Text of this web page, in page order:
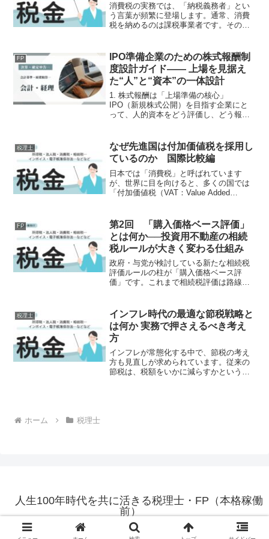
消費税の実務では、「納税義務者」とい
う言葉が頻繁に登場します。通常、消費
税を納めるのは課税事業者です。そのた
しょう。しかし、輸入取引になると事情
が変わります。実は、免税...
FP
IPO準備企業のための株式報酬制
度設計ガイド―― 上場を見据え
た“人”と“資本”の一体設計
1. 株式報酬は「上場準備の核心」
IPO（新規株式公開）を目指す企業にと
って、人的資本をどう評価し、どう報い
ティブが中心でしたが、近年では全社員
を対象とした長期インセン...
税理士
なぜ先進国は付加価値税を採用し
ているのか 国際比較編
日本では「消費税」と呼ばれています
が、世界に目を向けると、多くの国では
「付加価値税（VAT：Value Added
をはじめ、多くの先進国では付加価値税
が国家財政を支...
FP
第2回 「購入価格ベース評価」
とは何か──投資用不動産の相続
税ルールが大きく変わる仕組み
政府・与党が検討している新たな相続税
評価ルールの柱が「購入価格ベース評
価」です。これまで相続税評価は路線価
動産については、取得価格に近い金額で
評価する方向が示されていま...
税理士
インフレ時代の最適な節税戦略と
は何か 実務で押さえるべき考え
方
インフレが常態化する中で、節税の考え
方も見直しが求められています。従来の
節税は、税額をいかに減らすかという発
ホーム
税理士
人生100年時代を共に活きる税理士・FP（本格稼働
前）
© 2025 人生100年時代を共に活きる税理士・FP（本格稼働前）.